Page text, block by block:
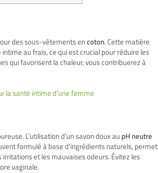
des sous-vêtements encoton. Cette matière
au frais, ce qui est crucial pour réduire les
qui favorisent la chaleur, vous contribuerez à
la santé intime d’une femme
L’utilisation d’un savon doux au pH neutre
formulé à base d’ingrédients naturels, permet
et les mauvaises odeurs. Évitez les
vaginale.